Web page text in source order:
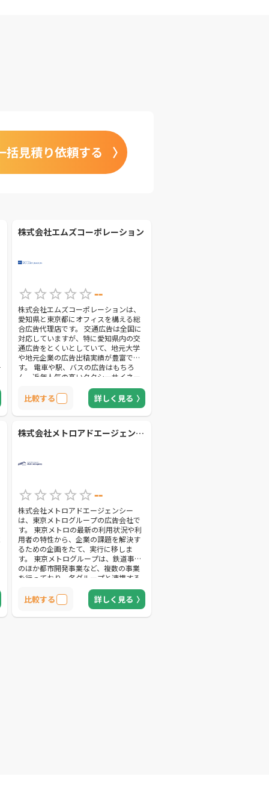
括見積り依頼する
株式会社エムズコーポレーション
--
株式会社エムズコーポレーションは、
愛知県と東京都にオフィスを構える総
合広告代理店です。 交通広告は全国に
対応していますが、特に愛知県内の交
通広告をとくいとしていて、地元大学
や地元企業の広告出稿実績が豊富で
す。 電車や駅、バスの広告はもちろ
ん、近年人気の高いタクシーサイネー
ジ広告も出稿できます。 広告出稿の目
的や企業の課題に合わせた最適な媒体
や出稿場所を提案してくれるので、交
通広告にくわしくない人でも安心で
ア広告や動画配信広告、WEB広告、新
行えるので、様々な企業PR方法を選択
比較する 詳しく見る
株式会社メトロアドエージェンシー
--
株式会社メトロアドエージェンシー
は、東京メトログループの広告会社で
す。 東京メトロの最新の利用状況や利
用者の特性から、企業の課題を解決す
るための企画をたて、実行に移しま
す。 東京メトログループは、鉄道事業
のほか都市開発事業など、複数の事業
を行っており、各グループと連携する
ことで、広告効果を最大化できること
も特徴です。 東京メトロターミナルを
はじめとする情報拡散力の強いメディ
アへの広告出稿ができるので、購買行
比較する 詳しく見る